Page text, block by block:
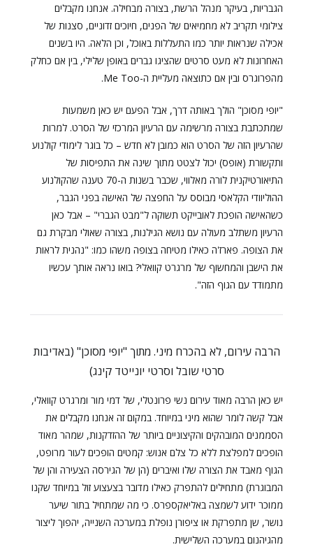
הגבריות, בעיקר מנהל הרשת, בצורה מבחילה. אנחנו מקבלים
צילומי תקריב לא מחמיאים של הפנים, חיוכים זדוניים, סצנות של
אכילה שנראות יותר כמו התעללות באוכל, וכן הלאה. היו בשנים
האחרונות לא מעט סרטים שהציגו גברים באופן שלילי, בין אם כחלק
מהפרוגרס ובין אם כתוצאה מעליית ה-Me Too.
"יופי מסוכן" הולך באותה דרך, אבל הפעם יש כאן משמעות
שמתכתבת בצורה מרשימה עם הרעיון המרכזי של הסרט. למרות
שהרעיון הזה של הסרט הוא כמובן לא חדש – כל בוגר לימודי קולנוע
ותקשורת (אופס) יכול לצטט מתוך שינה את התפיסות של
התיאורטיקנית לורה מאלווי, שכבר בשנות ה-70 טענה שהקולנוע
ההוליוודי הקלאסי מבוסס על החפצה של האישה בפני הגבר,
כשהאישה הופכת לאובייקט תשוקה ל"מבט הגברי" – אבל כאן
הרעיון משתלב מעולה עם נושא הגילנות, בצורה שאולי מבקרת גם
את הצופה. פארז'ה כאילו מטיחה בצופה משהו כמו: "נהנית לראות
את הישבן והמחשוף של מרגרט קוואלי? בואו נראה אותך עכשיו
מתמודד עם הגוף הזה".
הרבה עירום, לא בהכרח מיני. מתוך "יופי מסוכן" (באדיבות
סרטי שובל וסרטי יונייטד קינג)
יש כאן הרבה מאוד עירום נשי פרונטלי, של דמי מור ומרגרט קוואלי,
אבל קשה לומר שהוא מיני במיוחד. במקום זה אנחנו מקבלים את
הסממנים המובהקים והקיצוניים ביותר של ההזדקנות, שמהר מאוד
הופכים למפלצת ללא כל צלם אנוש: קמטים הופכים לעור מרופט,
הגוף מאבד את הצורה שלו ואיברים (הן של הגירסה הצעירה והן של
המבוגרת) מתחילים להתפרק כאילו מדובר בצעצוע זול במיוחד שקנו
ממוכר ידוע לשמצה באליאקספרס. כי מה שמתחיל בתור שיער
נושר, שן מתפרקת או ציפורן נופלת במערכה השנייה, יהפוך ליצור
מהגיהנום במערכה השלישית.